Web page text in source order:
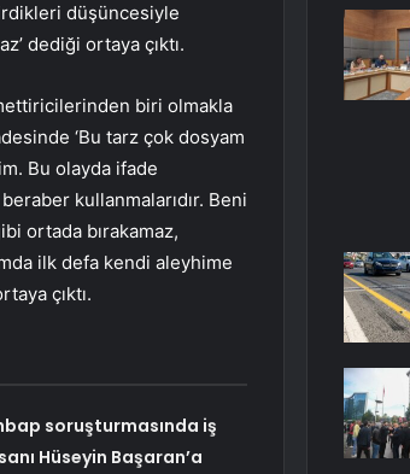
düşüncesiyle
dediği ortaya çıktı.
biri olmakla
‘Bu tarz çok dosyam
Bu olayda ifade
kullanmalarıdır. Beni
ortada bırakamaz,
ilk defa kendi aleyhime
çıktı.
soruşturmasında iş
Hüseyin Başaran’a